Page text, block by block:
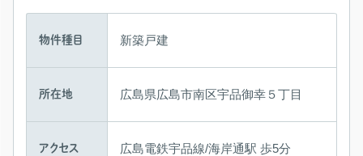
物件種目 新築戸建
所在地 広島県広島市南区宇品御幸５丁目
アクセス
広島電鉄宇品線/海岸通駅 歩5分